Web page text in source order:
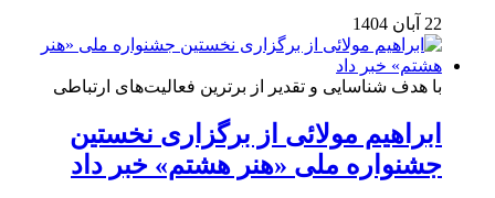
22 آبان 1404
با هدف شناسایی و تقدیر از برترین فعالیت‌های ارتباطی
ابراهیم مولائی از برگزاری نخستین
جشنواره ملی «هنر هشتم» خبر داد